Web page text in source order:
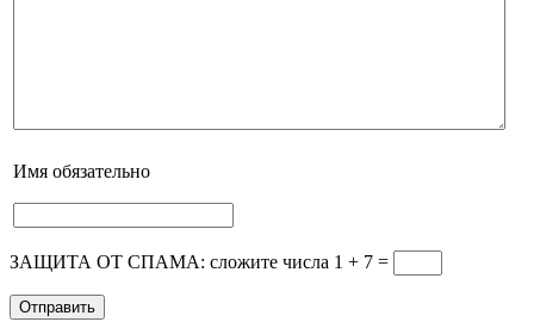
Имя обязательно
ЗАЩИТА ОТ СПАМА: сложите числа 1 + 7 =